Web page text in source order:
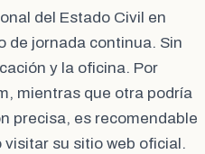
del Estado Civil en
de jornada continua. Sin
y la oficina. Por
mientras que otra podría
precisa, es recomendable
su sitio web oficial.